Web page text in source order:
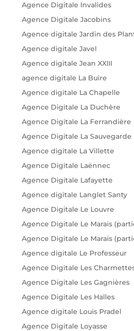
Agence Digitale Invalides
Agence Digitale Jacobins
Agence digitale Jardin des
Agence digitale Javel
Agence digitale Jean XXIII
agence digitale La Buire
Agence digitale La Chapelle
Agence Digitale La Duchère
Agence Digitale La Ferrandière
Agence Digitale La Sauvegarde
Agence digitale La Villette
Agence Digitale Laënnec
Agence Digitale Lafayette
Agence digitale Langlet Santy
Agence Digitale Le Louvre
Agence Digitale Le Marais
Agence Digitale Le Marais
Agence digitale Le Professeur
Agence Digitale Les
Agence Digitale Les Gagnières
Agence Digitale Les Halles
Agence digitale Louis Pradel
Agence Digitale Loyasse